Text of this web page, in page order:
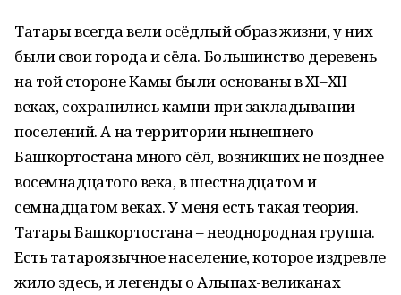
Татары всегда вели осёдлый образ жизни, у них
были свои города и сёла. Большинство деревень
на той стороне Камы были основаны в XI–XII
веках, сохранились камни при закладывании
поселений. А на территории нынешнего
Башкортостана много сёл, возникших не позднее
восемнадцатого века, в шестнадцатом и
семнадцатом веках. У меня есть такая теория.
Татары Башкортостана – неоднородная группа.
Есть татароязычное население, которое издревле
жило здесь, и легенды о Алыпах-великанах